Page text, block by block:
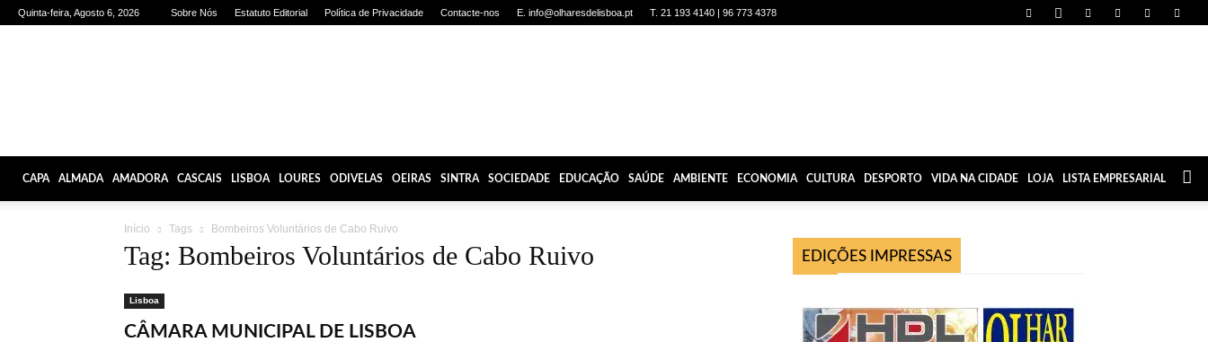
Quinta-feira, Agosto 6, 2026 Sobre Nós Estatuto Editorial Política de Privacidade Contacte-nos E. info@olharesdelisboa.pt T. 21 193 4140 | 96 773 4378
CAPA ALMADA AMADORA CASCAIS LISBOA LOURES ODIVELAS OEIRAS SINTRA SOCIEDADE EDUCAÇÃO SAÚDE AMBIENTE ECONOMIA CULTURA DESPORTO VIDA NA CIDADE LOJA LISTA EMPRESARIAL
Início Tags Bombeiros Voluntários de Cabo Ruivo
Tag: Bombeiros Voluntários de Cabo Ruivo
Lisboa
CÂMARA MUNICIPAL DE LISBOA
EDIÇÕES IMPRESSAS